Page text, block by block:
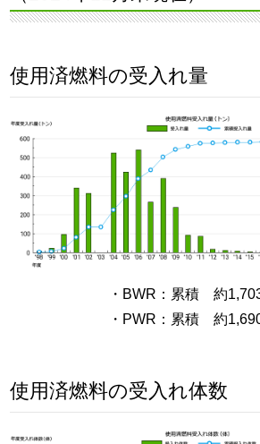
使用済燃料の受入れ量
・BWR：累積 約
・PWR：累積 約
使用済燃料の受入れ体数